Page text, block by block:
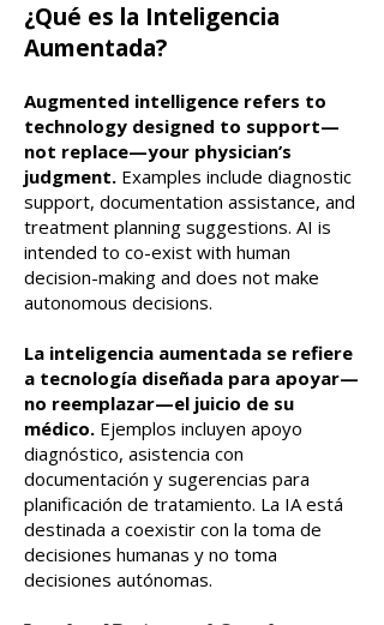
¿Qué es la Inteligencia
Aumentada?
Augmented intelligence refers to
technology designed to support—
not replace—your physician’s
judgment. Examples include diagnostic
support, documentation assistance, and
treatment planning suggestions. AI is
intended to co-exist with human
decision-making and does not make
autonomous decisions.
La inteligencia aumentada se refiere
a tecnología diseñada para apoyar—
no reemplazar—el juicio de su
médico. Ejemplos incluyen apoyo
diagnóstico, asistencia con
documentación y sugerencias para
planificación de tratamiento. La IA está
destinada a coexistir con la toma de
decisiones humanas y no toma
decisiones autónomas.